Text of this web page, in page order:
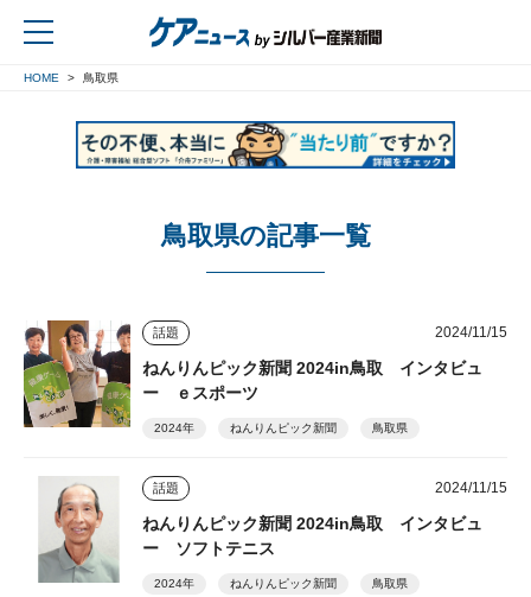
HOME 鳥取県
鳥取県の記事一覧
話題 2024/11/15
ねんりんピック新聞 2024in鳥取 インタビュ
ー ｅスポーツ
2024年 ねんりんピック新聞 鳥取県
話題 2024/11/15
ねんりんピック新聞 2024in鳥取 インタビュ
ー ソフトテニス
2024年 ねんりんピック新聞 鳥取県